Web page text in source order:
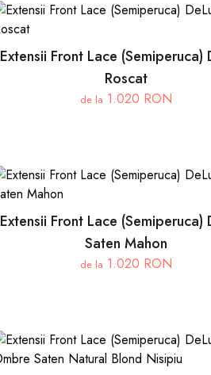
Extensii Front Lace (Semiperuca)
Roscat
de la 1.020 RON
Extensii Front Lace (Semiperuca)
Saten Mahon
de la 1.020 RON